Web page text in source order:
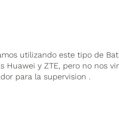
utilizando este tipo de
Huawei y ZTE, pero no nos
para la supervision .